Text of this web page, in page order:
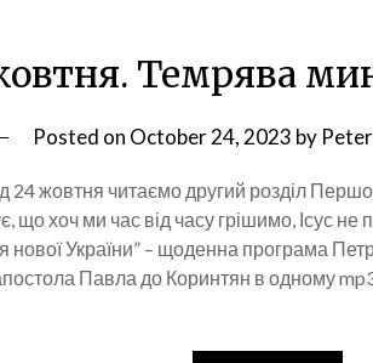
Темрява
Posted on October 24, 2023 by
24 жовтня читаємо другий розділ
що хоч ми час від часу грішимо, Ісус
нової України” – щоденна програма
Павла до Коринтян в одному